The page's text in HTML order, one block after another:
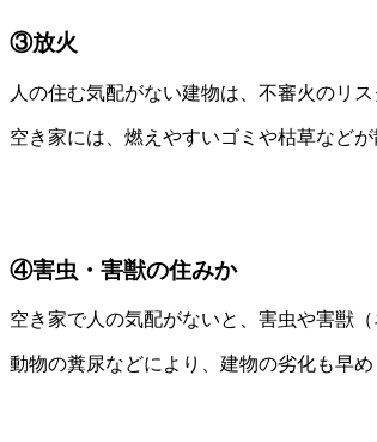
③放火
人の住む気配がない建物は、不審火のリス
空き家には、燃えやすいゴミや枯草など
④害虫・害獣の住みか
空き家で人の気配がないと、害虫や害獣
動物の糞尿などにより、建物の劣化も早